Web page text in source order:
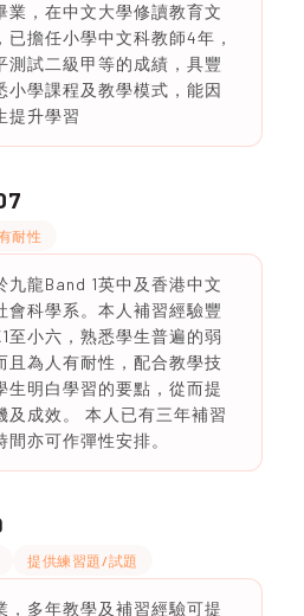
業，在中文大學修讀教育文
已擔任小學中文科教師4年，
測試二級甲等的成績，具豐
小學課程及教學模式，能因
提升學習
耐性
九龍Band 1英中及香港中文
會科學系。本人補習經驗豐
至小六，熟悉學生普遍的弱
且為人有耐性，配合教學技
生明白學習的要點，從而提
及成效。 本人已有三年補習
亦可作彈性安排。
提供練習題/試題
，多年教學及補習經驗可提